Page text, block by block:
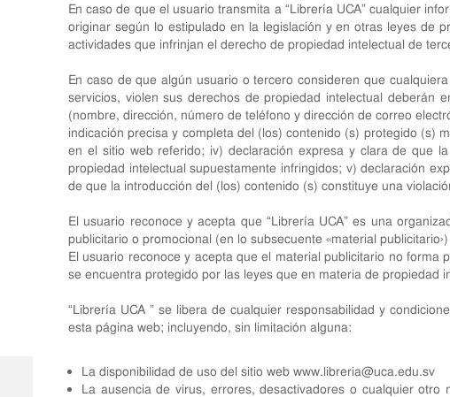
En caso de que el usuario transmita a “Librería UCA” cualquier
originar según lo estipulado en la legislación y en otras leyes de
actividades que infrinjan el derecho de propiedad intelectual de
En caso de que algún usuario o tercero consideren que
servicios, violen sus derechos de propiedad intelectual deberán
(nombre, dirección, número de teléfono y dirección de correo
indicación precisa y completa del (los) contenido (s) protegido (s)
en el sitio web referido; iv) declaración expresa y clara de que
propiedad intelectual supuestamente infringidos; v) declaración
de que la introducción del (los) contenido (s) constituye una
El usuario reconoce y acepta que “Librería UCA” es una
publicitario o promocional (en lo subsecuente «material
El usuario reconoce y acepta que el material publicitario no
se encuentra protegido por las leyes que en materia de propiedad
“Librería UCA ” se libera de cualquier responsabilidad y
esta página web; incluyendo, sin limitación alguna:
La disponibilidad de uso del sitio web www.libreria@uca.edu.sv
La ausencia de virus, errores, desactivadores o cualquier